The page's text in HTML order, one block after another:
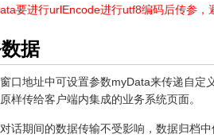
要进行urlEncode进行utf8编码后传参，
据
口地址中可设置参数myData来传递自
样传给客户端内集成的业务系统页面。
话期间的数据传输不受影响，数据归档